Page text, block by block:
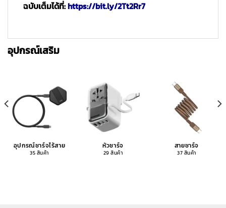
ฉบับเต็มได้ที่:https://bit.ly/2Tt2Rr7
อุปกรณ์เสริม
อุปกรณ์ชาร์จไร้สาย
35 สินค้า
หัวชาร์จ
29 สินค้า
สายชาร์จ
37 สินค้า